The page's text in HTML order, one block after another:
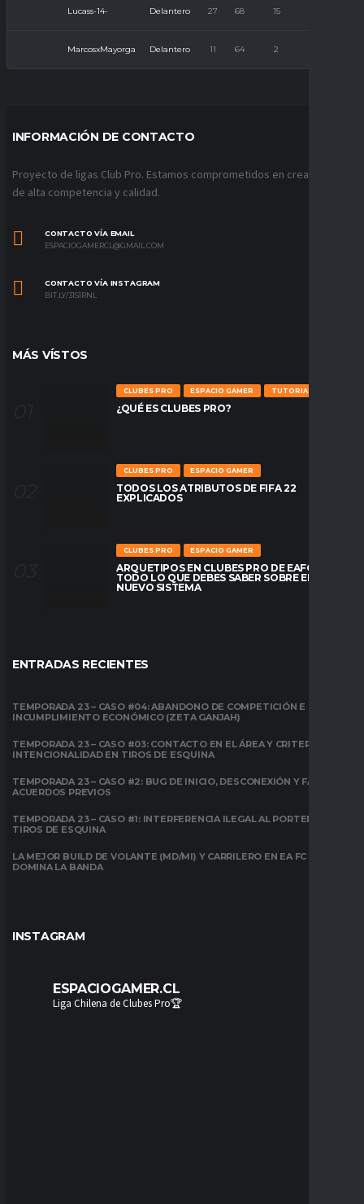
Lucass-14- Delantero 27 68 15
MarcosxMayorga Delantero 11 64 2
INFORMACIÓN DE CONTACTO
Proyecto de ligas Club Pro. Estamos comprometidos en crear ligas
de alta competencia y calidad.
CONTACTO VÍA EMAIL
ESPACIOGAMERCL@GMAIL.COM
CONTACTO VÍA INSTAGRAM
BIT.LY/31S1RNL
MÁS VÍSTOS
CLUBES PRO ESPACIO GAMER TUTORIALES
¿QUÉ ES CLUBES PRO?
CLUBES PRO ESPACIO GAMER
TODOS LOS ATRIBUTOS DE FIFA 22
EXPLICADOS
CLUBES PRO ESPACIO GAMER
ARQUETIPOS EN CLUBES PRO DE EAFC26:
TODO LO QUE DEBES SABER SOBRE EL
NUEVO SISTEMA
ENTRADAS RECIENTES
TEMPORADA 23 – CASO #04: ABANDONO DE COMPETICIÓN E
INCUMPLIMIENTO ECONÓMICO (ZETA GANJAH)
TEMPORADA 23 – CASO #03: CONTACTO EN EL ÁREA Y CRITERIO DE
INTENCIONALIDAD EN TIROS DE ESQUINA
TEMPORADA 23 – CASO #2: BUG DE INICIO, DESCONEXIÓN Y FALTA DE
ACUERDOS PREVIOS
TEMPORADA 23 – CASO #1: INTERFERENCIA ILEGAL AL PORTERO EN
TIROS DE ESQUINA
LA MEJOR BUILD DE VOLANTE (MD/MI) Y CARRILERO EN EA FC 26:
DOMINA LA BANDA
INSTAGRAM
ESPACIOGAMER.CL
Liga Chilena de Clubes Pro🏆